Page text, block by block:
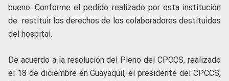
bueno. Conforme el pedido realizado por esta institución
de restituir los derechos de los colaboradores destituidos
del hospital.
De acuerdo a la resolución del Pleno del CPCCS, realizado
el 18 de diciembre en Guayaquil, el presidente del CPCCS,